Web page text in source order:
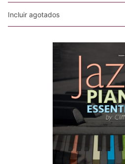
Incluir agotados